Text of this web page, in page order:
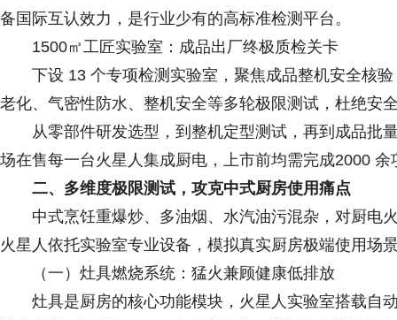
备国际互认效力，是行业少有的高标准检测平台。
1500㎡工匠实验室：成品出厂终极质检关卡
下设 13 个专项检测实验室，聚焦成品整机安全核
老化、气密性防水、整机安全等多轮极限测试，杜绝安
从零部件研发选型，到整机定型测试，再到成品批
场在售每一台火星人集成厨电，上市前均需完成2000
二、多维度极限测试，攻克中式厨房使用痛点
中式烹饪重爆炒、多油烟、水汽油污混杂，对厨电
火星人依托实验室专业设备，模拟真实厨房极端使用场
（一）灶具燃烧系统：猛火兼顾健康低排放
灶具是厨房的核心功能模块，火星人实验室搭载自